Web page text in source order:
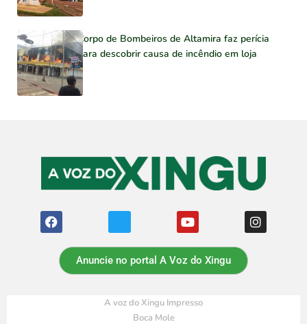
Corpo de Bombeiros de Altamira faz perícia
para descobrir causa de incêndio em loja
Anuncie no portal A Voz do Xingu
A voz do Xingu Impresso
Boca Mole